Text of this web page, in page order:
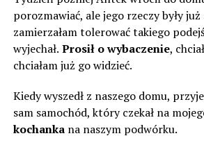
porozmawiać, ale jego rzeczy były
zamierzałam tolerować takiego
wyjechał. Prosił o wybaczenie,
chciałam już go widzieć.
Kiedy wyszedł z naszego domu,
sam samochód, który czekał na
kochankana naszym podwórku.